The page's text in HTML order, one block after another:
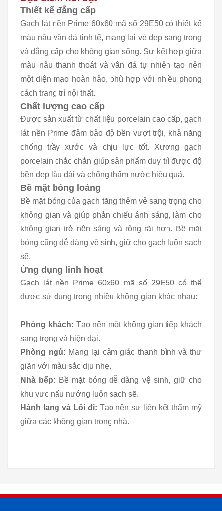
Thiết kế đẳng cấp
Gạch lát nền Prime 60x60 mã số 29E50 có thiết kế
màu nâu vân đá tinh tế, mang lại vẻ đẹp sang trọng
và đẳng cấp cho không gian sống. Sự kết hợp giữa
màu nâu thanh thoát và vân đá tự nhiên tạo nên
một diện mạo hoàn hảo, phù hợp với nhiều phong
cách trang trí nội thất.
Chất lượng cao cấp
Được sản xuất từ chất liệu porcelain cao cấp, gạch
lát nền Prime đảm bảo độ bền vượt trội, khả năng
chống trầy xước và chịu lực tốt. Xương gạch
porcelain chắc chắn giúp sản phẩm duy trì được độ
bền đẹp lâu dài và chống thấm nước hiệu quả.
Bề mặt bóng loáng
Bề mặt bóng của gạch tăng thêm vẻ sang trọng cho
không gian và giúp phản chiếu ánh sáng, làm cho
không gian trở nên sáng và rộng rãi hơn. Bề mặt
bóng cũng dễ dàng vệ sinh, giữ cho gạch luôn sạch
sẽ.
Ứng dụng linh hoạt
Gạch lát nền Prime 60x60 mã số 29E50 có thể
được sử dụng trong nhiều không gian khác nhau:
Phòng khách: Tạo nên một không gian tiếp khách
sang trọng và hiện đại.
Phòng ngủ: Mang lại cảm giác thanh bình và thư
giãn với màu sắc dịu nhẹ.
Nhà bếp: Bề mặt bóng dễ dàng vệ sinh, giữ cho
khu vực nấu nướng luôn sạch sẽ.
Hành lang và Lối đi: Tạo nên sự liên kết thẩm mỹ
giữa các không gian trong nhà.